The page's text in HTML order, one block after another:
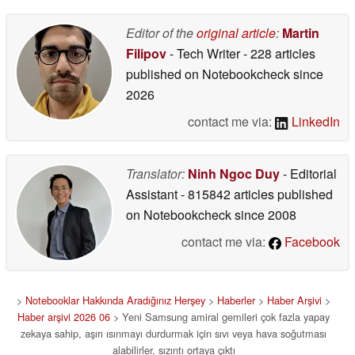
Editor of theoriginal article: Martin
Filipov- Tech Writer- 228 articles
published on Notebookchecksince
2026
contact me via:
LinkedIn
Translator: Ninh Ngoc Duy- Editorial
Assistant- 815842 articles published
on Notebookchecksince 2008
contact me via:
Facebook
> Notebooklar Hakkında Aradığınız Herşey > Haberler> Haber Arşivi >
Haber arşivi 2026 06 > Yeni Samsung amiral gemileri çok fazla yapay
zekaya sahip, aşırı ısınmayı durdurmak için sıvı veya hava soğutması
alabilirler, sızıntı ortaya çıktı